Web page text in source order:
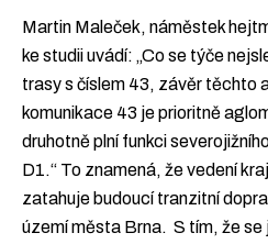
Martin Maleček, náměstek
ke studii uvádí: „Co se týče
trasy s číslem 43, závěr těchto
komunikace 43 je prioritně
druhotně plní funkci
D1.“ To znamená, že vedení
zatahuje budoucí tranzitní
území města Brna. S tím, že se